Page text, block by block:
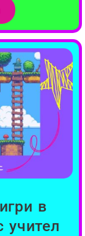
в
учител